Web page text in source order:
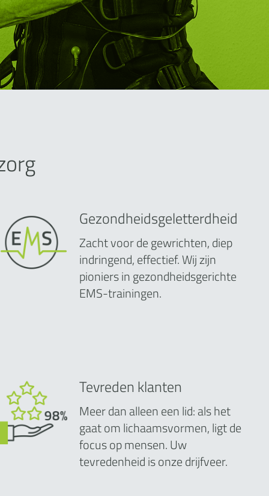
Gezondheidsgeletterdheid
Zacht voor de gewrichten, diep
indringend, effectief. Wij zijn
pioniers in gezondheidsgerichte
EMS-trainingen.
Tevreden klanten
Meer dan alleen een lid: als het
gaat om lichaamsvormen, ligt de
focus op mensen. Uw
tevredenheid is onze drijfveer.